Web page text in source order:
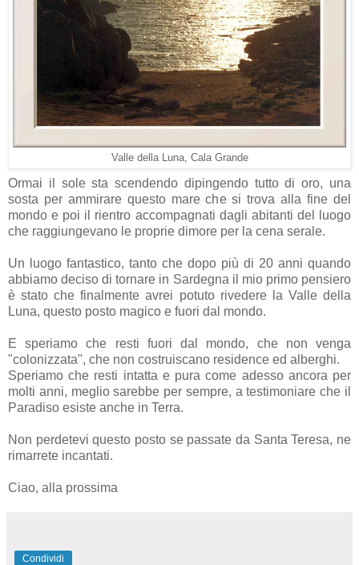
Valle della Luna, Cala Grande
Ormai il sole sta scendendo dipingendo tutto di oro, una
sosta per ammirare questo mare che si trova alla fine del
mondo e poi il rientro accompagnati dagli abitanti del luogo
che raggiungevano le proprie dimore per la cena serale.
Un luogo fantastico, tanto che dopo più di 20 anni quando
abbiamo deciso di tornare in Sardegna il mio primo pensiero
è stato che finalmente avrei potuto rivedere la Valle della
Luna, questo posto magico e fuori dal mondo.
E speriamo che resti fuori dal mondo, che non venga
"colonizzata", che non costruiscano residence ed alberghi.
Speriamo che resti intatta e pura come adesso ancora per
molti anni, meglio sarebbe per sempre, a testimoniare che il
Paradiso esiste anche in Terra.
Non perdetevi questo posto se passate da Santa Teresa, ne
rimarrete incantati.
Ciao, alla prossima
Condividi